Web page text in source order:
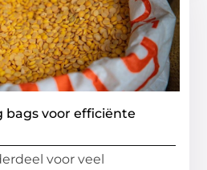
bags voor efficiënte
voor veel